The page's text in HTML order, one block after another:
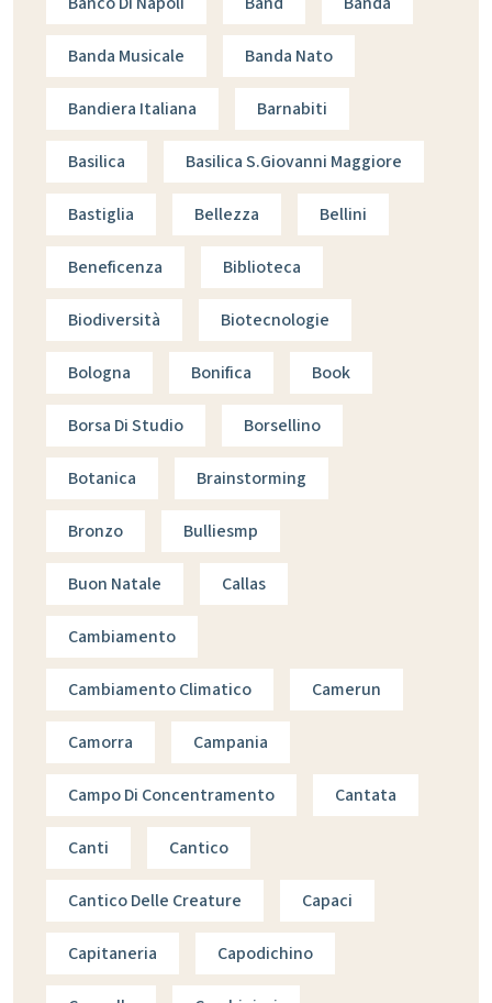
Banda Musicale Banda Nato
Bandiera Italiana Barnabiti
Basilica Basilica S.giovanni Maggiore
Bastiglia Bellezza Bellini
Beneficenza Biblioteca
Biodiversità Biotecnologie
Bologna Bonifica Book
Borsa Di Studio Borsellino
Botanica Brainstorming
Bronzo Bulliesmp
Buon Natale Callas
Cambiamento
Cambiamento Climatico Camerun
Camorra Campania
Campo Di Concentramento Cantata
Canti Cantico
Cantico Delle Creature Capaci
Capitaneria Capodichino